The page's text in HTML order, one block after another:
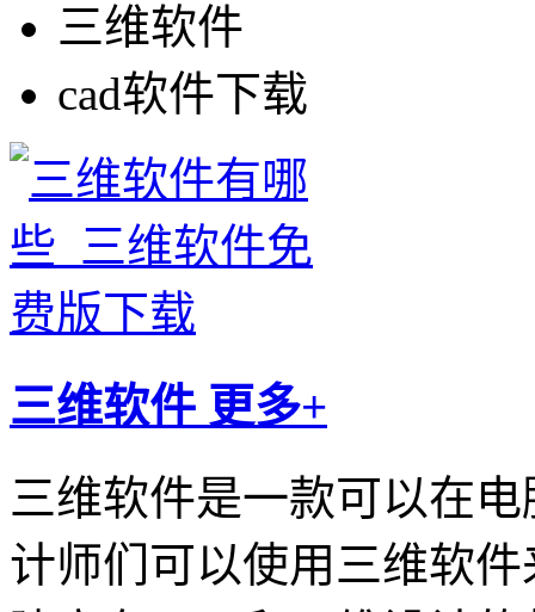
三维软件
cad软件下载
三维软件 更多+
三维软件是一款可以在
计师们可以使用三维软